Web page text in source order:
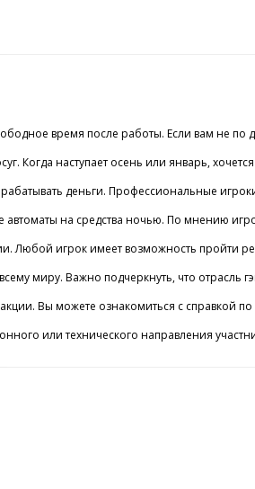
время после работы. Если вам не
Когда наступает осень или январь,
деньги. Профессиональные
на средства ночью. По мнению
Любой игрок имеет возможность пройти
миру. Важно подчеркнуть, что
Вы можете ознакомиться с справкой
или технического направления